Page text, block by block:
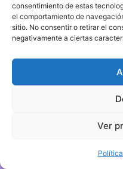
consentimiento de estas
el comportamiento de
sitio. No consentir o retirar el
negativamente a ciertas
Ver